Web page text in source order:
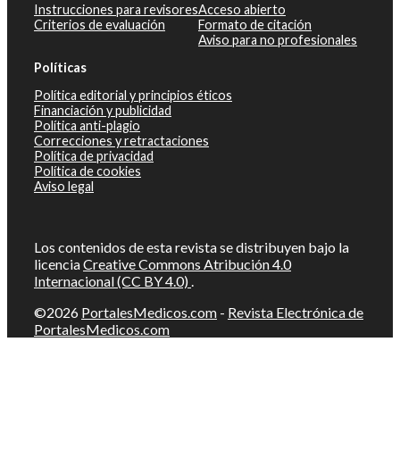
Instrucciones para revisores
Criterios de evaluación
Acceso abierto
Formato de citación
Aviso para no profesionales
Políticas
Política editorial y principios éticos
Financiación y publicidad
Política anti-plagio
Correcciones y retractaciones
Política de privacidad
Política de cookies
Aviso legal
Los contenidos de esta revista se distribuyen bajo la
licenciaCreative Commons Atribución 4.0
Internacional (CC BY 4.0) .
©2026 PortalesMedicos.com - Revista Electrónica de
PortalesMedicos.com